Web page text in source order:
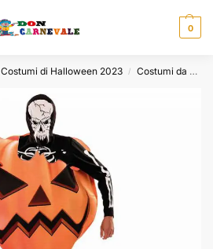
0
Costumi di Halloween 2023 / Costumi da Halloween Uomo